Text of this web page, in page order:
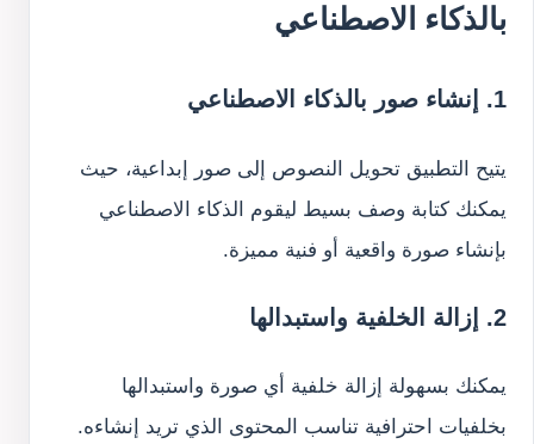
بالذكاء الاصطناعي
1. إنشاء صور بالذكاء الاصطناعي
يتيح التطبيق تحويل النصوص إلى صور إبداعية، حيث
يمكنك كتابة وصف بسيط ليقوم الذكاء الاصطناعي
بإنشاء صورة واقعية أو فنية مميزة.
2. إزالة الخلفية واستبدالها
يمكنك بسهولة إزالة خلفية أي صورة واستبدالها
بخلفيات احترافية تناسب المحتوى الذي تريد إنشاءه.